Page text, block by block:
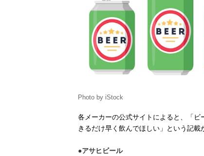
Photo by iStock
各メーカーの公式サイトによると、「
きるだけ早く飲んでほしい」という記載
●アサヒビール